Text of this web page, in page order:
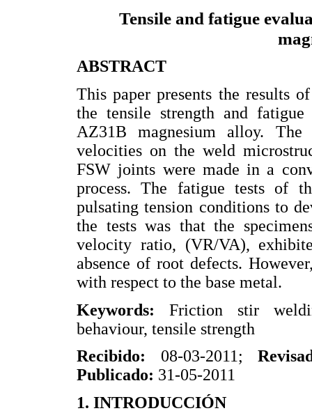
Tensile and fatigue
ABSTRACT
This paper presents the results
the tensile strength and
AZ31B magnesium alloy.
velocities on the weld
FSW joints were made in a
process. The fatigue tests of
pulsating tension conditions to
the tests was that the
velocity ratio, (VR/VA),
absence of root defects.
with respect to the base metal.
Keywords:Friction stir
behaviour, tensile strength
Recibido: 08-03-2011;
Publicado: 31-05-2011
1. INTRODUCCIÓN